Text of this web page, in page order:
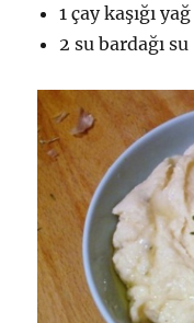
1 çay kaşığı yağ
2 su bardağı su